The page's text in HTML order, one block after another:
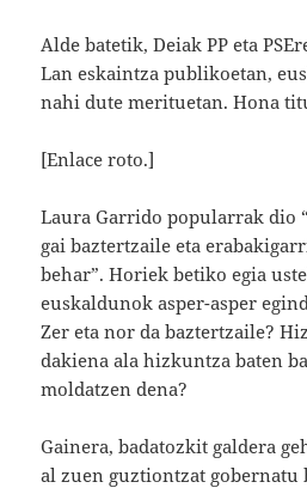
Alde batetik, Deiak PP eta
Lan eskaintza publikoetan,
nahi dute merituetan. Hona
[Enlace roto.]
Laura Garrido popularrak dio
gai baztertzaile eta
behar”. Horiek betiko egia
euskaldunok asper-asper
Zer eta nor da baztertzaile?
dakiena ala hizkuntza baten
moldatzen dena?
Gainera, badatozkit galdera
al zuen guztiontzat gobernatu